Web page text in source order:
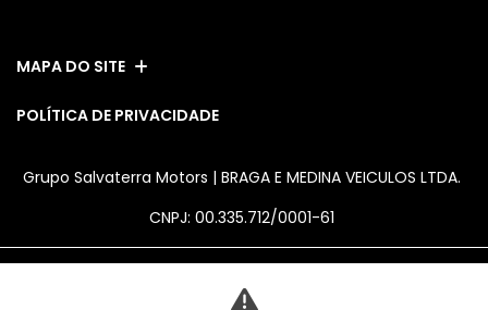
MAPA DO SITE
POLÍTICA DE PRIVACIDADE
Grupo Salvaterra Motors | BRAGA E MEDINA VEICULOS LTDA.
CNPJ: 00.335.712/0001-61